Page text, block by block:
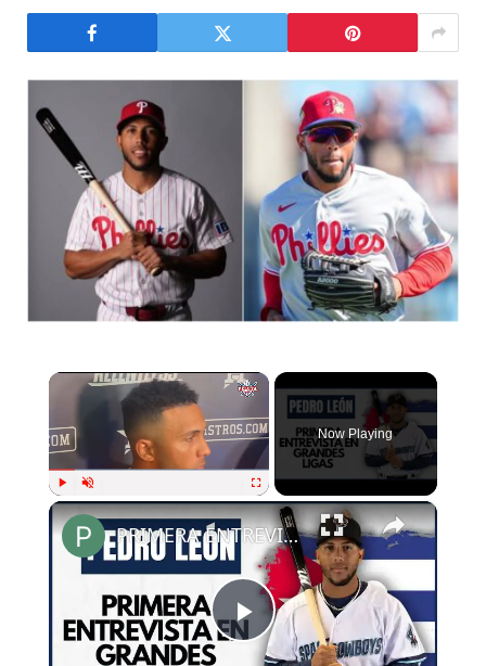
×
Play Unmute Fullscreen
Now Playing
×
Play
PRIMERA ENTREVISTA DE PEDRO LEÓN EN MLB